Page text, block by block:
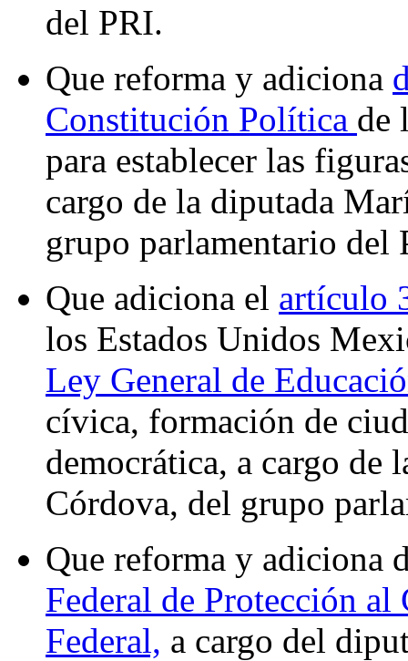
del PRI.
Que reforma y adiciona
Constitución Política de
para establecer las
cargo de la diputada
grupo parlamentario del
Que adiciona el artículo
los Estados Unidos
Ley General de
cívica, formación de
democrática, a cargo de
Córdova, del grupo
Que reforma y adiciona
Federal de Protección
Federal, a cargo del